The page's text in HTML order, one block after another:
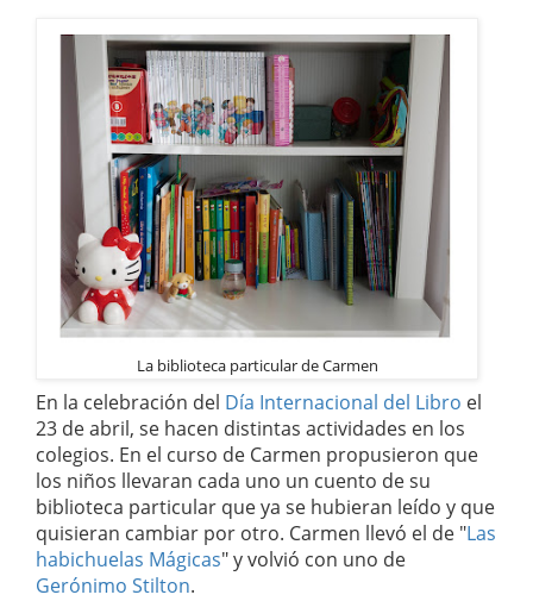
La biblioteca particular de Carmen
En la celebración del Día Internacional del Libro el
23 de abril, se hacen distintas actividades en los
colegios. En el curso de Carmen propusieron que
los niños llevaran cada uno un cuento de su
biblioteca particular que ya se hubieran leído y que
quisieran cambiar por otro. Carmen llevó el de "Las
habichuelas Mágicas" y volvió con uno de
Gerónimo Stilton.